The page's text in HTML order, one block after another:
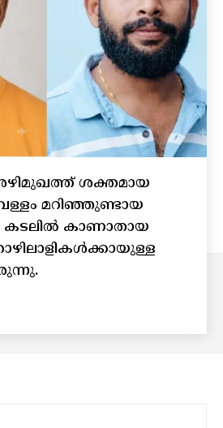
ശക്തമായ
വള്ളം മറിഞ്ഞുണ്ടായ
കാണാതായ